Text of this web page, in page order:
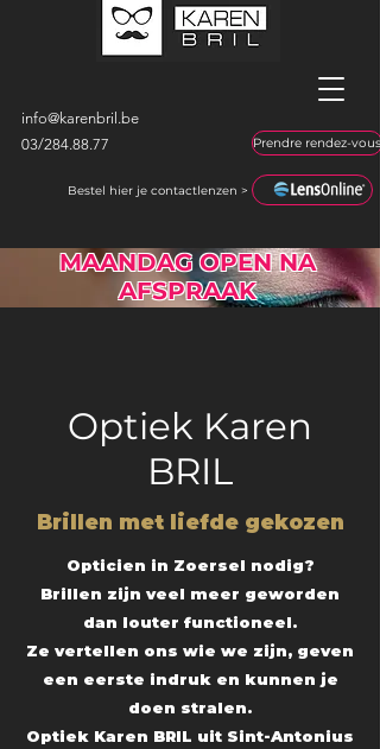
info@karenbril.be
03/284.88.77 Prendre rendez-vous
Bestel hier je contactlenzen >
MAANDAG OPEN NA
AFSPRAAK
Optiek Karen
BRIL
Brillen met liefde gekozen
Opticien in Zoersel nodig?
Brillen zijn veel meer geworden
dan louter functioneel.
Ze vertellen ons wie we zijn, geven
een eerste indruk en kunnen je
doen stralen.
Optiek Karen BRIL uit Sint-Antonius